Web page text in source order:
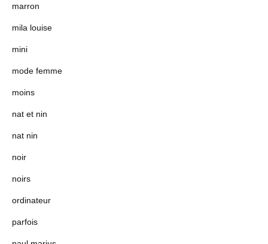
marron
mila louise
mini
mode femme
moins
nat et nin
nat nin
noir
noirs
ordinateur
parfois